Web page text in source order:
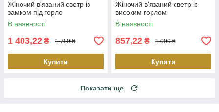
Жіночий в'язаний светр із
замком під горло
В наявності
1 403,22 ₴ 1 799 ₴
Купити
Жіночий в'язаний светр із
високим горлом
В наявності
857,22 ₴ 1 099 ₴
Купити
Показати ще